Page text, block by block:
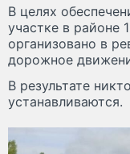
В целях
участке в районе
организовано в
дорожное
В результате
устанавливаются.